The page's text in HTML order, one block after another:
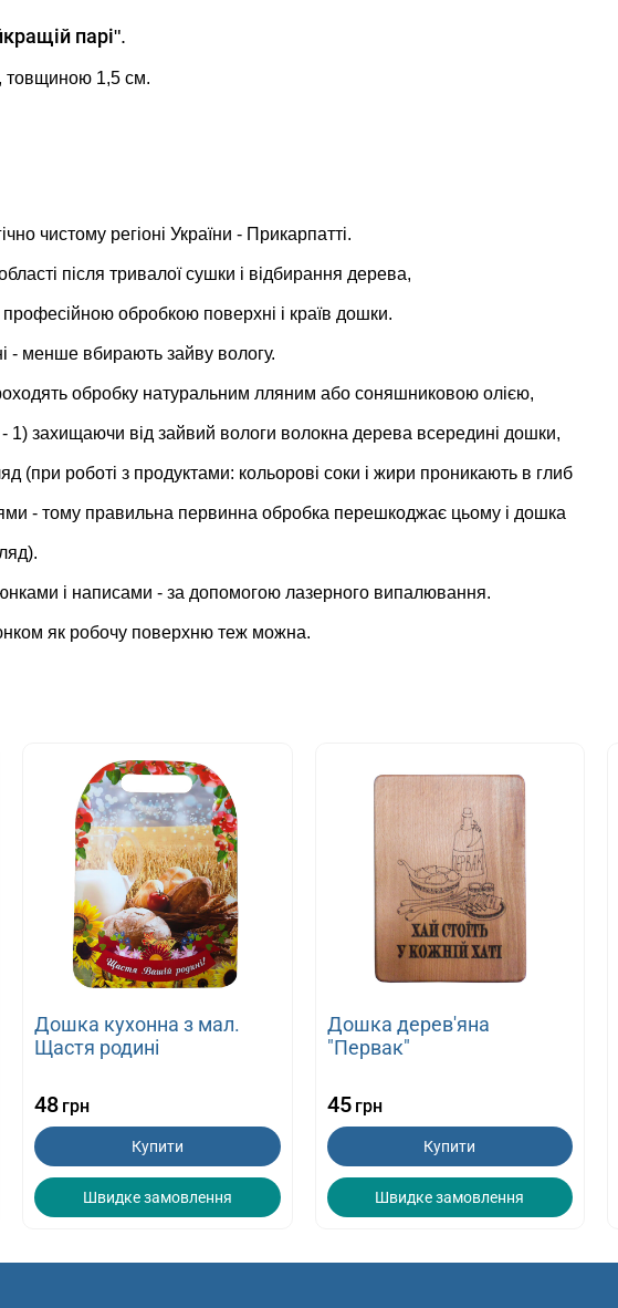
парі".
товщиною 1,5 см.
чистому регіоні України - Прикарпатті.
після тривалої сушки і відбирання дерева,
обробкою поверхні і країв дошки.
- менше вбирають зайву вологу.
обробку натуральним лляним або соняшниковою олією,
- 1) захищаючи від зайвий вологи волокна дерева всередині дошки,
(при роботі з продуктами: кольорові соки і жири проникають в глиб
- тому правильна первинна обробка перешкоджає цьому і дошка
і написами - за допомогою лазерного випалювання.
як робочу поверхню теж можна.
Дошка кухонна з мал.
Щастя родині
48 грн
Купити
Швидке замовлення
Дошка дерев'яна
"Первак"
45 грн
Купити
Швидке замовлення